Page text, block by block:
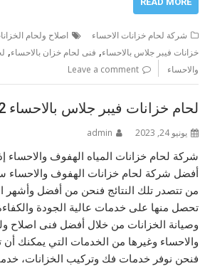
شركة لحام خزانات الاحساء اصلاح ولحام
خزانات فيبر جلاس بالاحساء, فنى لحام خزان بالاحساء,
والاحساء
Leave a comment
لحام خزانات فيبر جلاس بالاحساء 0581412242
يونيو 24, 2023 admin
شركة لحام خزانات المياه الهفوف والاحساء
أفضل شركة لحام خزانات الهفوف
من تتصدر تلك النتائج فنحن من أفضل وأشهر
تحصل منها على خدمات عالية الجودة
وصيانة الخزانات من خلال أفضل فنى اصلاح
والاحساء وغيرها من الخدمات التي يمكنك أن
فنحن نوفر خدمات فك وتركيب الخزانات،